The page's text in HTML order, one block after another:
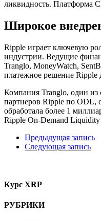
ликвидность. Платформа
Широкое
Ripple играет ключевую
индустрии. Ведущие
Tranglo, MoneyWatch,
платежное решение Ripple
Компания Tranglo, один из
партнеров Ripple по ODL,
обработала более 1
Ripple On-Demand
Предыдущая запись
Следующая запись
Курс XRP
РУБРИКИ